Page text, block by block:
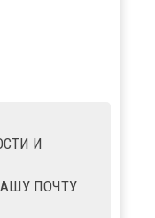
И
ПОЧТУ